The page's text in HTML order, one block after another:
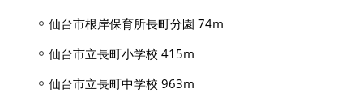
仙台市根岸保育所長町分園 74m
仙台市立長町小学校 415m
仙台市立長町中学校 963m